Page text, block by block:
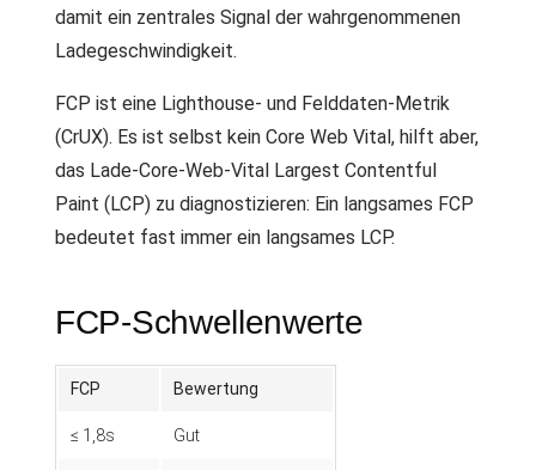
damit ein zentrales Signal der wahrgenommenen
Ladegeschwindigkeit.
FCP ist eine Lighthouse- und Felddaten-Metrik
(CrUX). Es ist selbst kein Core Web Vital, hilft aber,
das Lade-Core-Web-Vital Largest Contentful
Paint (LCP) zu diagnostizieren: Ein langsames FCP
bedeutet fast immer ein langsames LCP.
FCP-Schwellenwerte
FCP Bewertung
≤ 1,8s Gut